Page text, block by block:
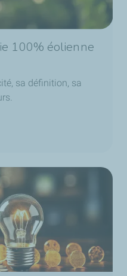
100% éolienne
sa définition, sa